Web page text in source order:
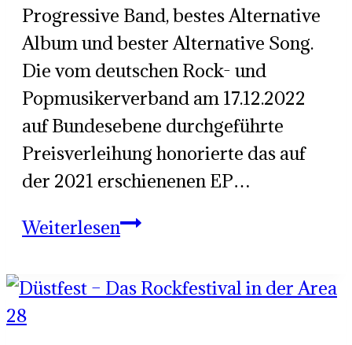
Progressive Band, bestes Alternative
Album und bester Alternative Song.
Die vom deutschen Rock- und
Popmusikerverband am 17.12.2022
auf Bundesebene durchgeführte
Preisverleihung honorierte das auf
der 2021 erschienenen EP…
WeiterlesenUrban
–